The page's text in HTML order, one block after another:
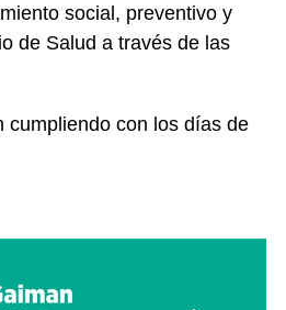
social, preventivo y
de Salud a través de las
cumpliendo con los días de